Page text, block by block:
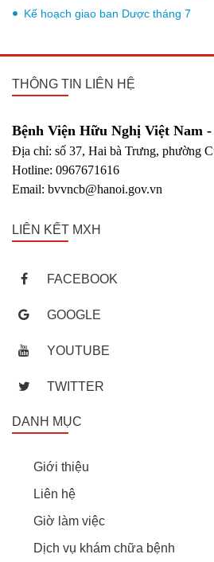
Kế hoạch giao ban Dược tháng 7
THÔNG TIN LIÊN HỆ
Bệnh Viện Hữu Nghị Việt Nam
Địa chỉ: số 37, Hai bà Trưng, phường
Hotline: 0967671616
Email: bvvncb@hanoi.gov.vn
LIÊN KẾT MXH
FACEBOOK
GOOGLE
YOUTUBE
TWITTER
DANH MỤC
Giới thiệu
Liên hệ
Giờ làm việc
Dịch vụ khám chữa bệnh